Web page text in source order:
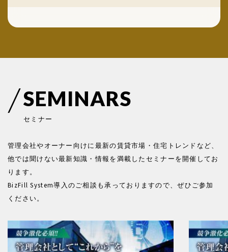
SEMINARS
セ ミ ナー
管理会社やオーナー向けに最新の賃貸市場・住宅トレンドなど、
他では聞けない最新知識・情報を満載したセミナーを開催してお
ります。
BizFill System導入のご相談も承っておりますので、ぜひご参加
ください。